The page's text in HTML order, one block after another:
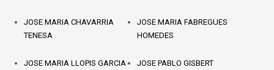
JOSE MARIA CHAVARRIA
TENESA
JOSE MARIA FABREGUES
HOMEDES
JOSE MARIA LLOPIS GARCIA
JOSE PABLO GISBERT